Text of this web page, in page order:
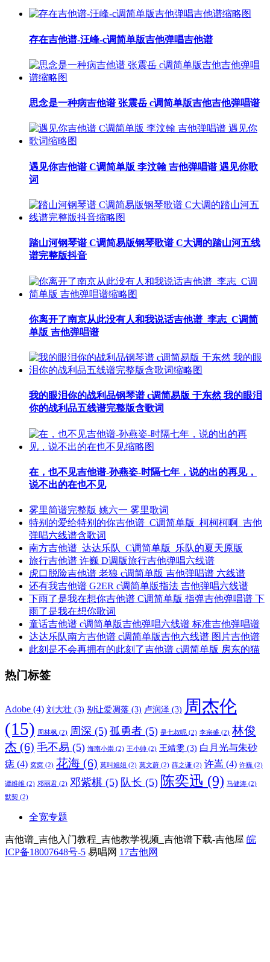
存在吉他谱-汪峰-c调简单版吉他弹唱吉他谱
思念是一种病吉他谱 张震岳 c调简单版吉他吉他弹唱谱
遇见你吉他谱 C调简单版 李汶翰 吉他弹唱谱 遇见你歌
词
踏山河钢琴谱 C调简易版钢琴歌谱 C大调的踏山河五线
谱完整版抖音
你离开了南京从此没有人和我说话吉他谱_李志_C调简
单版 吉他弹唱谱
我的眼泪你的战利品钢琴谱 c调简易版 于东然 我的眼泪
你的战利品五线谱完整版含歌词
在，也不见吉他谱-孙燕姿-时隔七年，说的出的再见，
说不出的在也不见
雾里简谱完整版 姚六一 雾里歌词
特别的爱给特别的你吉他谱_C调简单版_柯柯柯啊_吉他
弹唱六线谱含歌词
南方吉他谱_达达乐队_C调简单版_乐队的夏天原版
旅行吉他谱 许巍 D调版旅行吉他弹唱六线谱
虎口脱险吉他谱 老狼 c调简单版 吉他弹唱谱 六线谱
还有我吉他谱 G2ER c调简单版指法 吉他弹唱六线谱
下雨了是我在想你吉他谱 C调简单版 指弹吉他弹唱谱 下
雨了是我在想你歌词
童话吉他谱 c调简单版吉他弹唱六线谱 标准吉他弹唱谱
达达乐队南方吉他谱 c调简单版吉他六线谱 图片吉他谱
此刻是不会再拥有的此刻了吉他谱 c调简单版 房东的猫
热门标签
Adobe (4) 刘大壮 (3) 别让爱凋落 (3) 卢润泽 (3) 周杰伦
(15)
周林枫 (2) 周深 (5) 孤勇者 (5) 是七叔呢 (2) 李宗盛 (2) 林俊
杰 (6) 毛不易 (5) 海南小崇 (2) 王小帅 (2) 王靖雯 (3) 白月光与朱砂
痣 (4) 窝窝 (2) 花海 (6) 莫叫姐姐 (2) 莫文蔚 (2) 薛之谦 (2) 许嵩 (4) 许巍 (2)
谭维维 (2) 邓丽君 (2) 邓紫棋 (5) 队长 (5) 陈奕迅 (9) 马健涛 (2)
默契 (2)
全宽专题
吉他谱_吉他入门教程_吉他教学视频_吉他谱下载-吉他屋 皖
ICP备18007648号-5 易唱网 17吉他网